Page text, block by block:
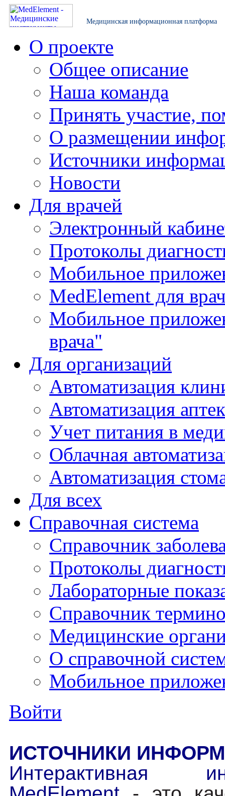
Медицинская информационная платформа
О проекте
Общее описание
Наша команда
Принять участие,
О размещении
Источники
Новости
Для врачей
Электронный
Протоколы
Мобильное
MedElement для
Мобильное
врача"
Для организаций
Автоматизация
Автоматизация аптек
Учет питания в
Облачная
Автоматизация
Для всех
Справочная система
Справочник
Протоколы
Лабораторные
Справочник
Медицинские
О справочной
Мобильное
Войти
ИСТОЧНИКИ
Интерактивная